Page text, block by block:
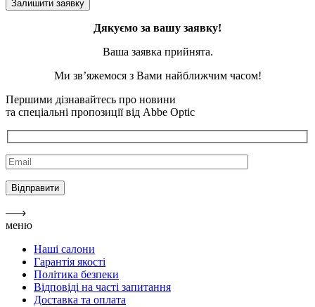
Дякуємо за вашу заявку!
Ваша заявка прийнята.
Ми зв’яжемося з Вами найближчим часом!
Першими дізнавайтесь про новини
та спеціальні пропозиції від Abbe Optic
меню
Наші салони
Гарантія якості
Політика безпеки
Відповіді на часті запитання
Доставка та оплата